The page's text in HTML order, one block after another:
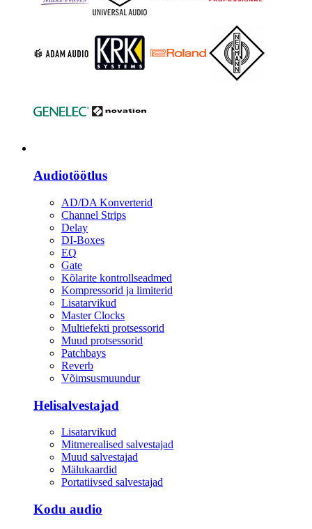
Audiotöötlus
AD/DA Konverterid
Channel Strips
Delay
DI-Boxes
EQ
Gate
Kõlarite kontrollseadmed
Kompressorid ja limiterid
Lisatarvikud
Master Clocks
Multiefekti protsessorid
Muud protsessorid
Patchbays
Reverb
Võimsusmuundur
Helisalvestajad
Lisatarvikud
Mitmerealised salvestajad
Muud salvestajad
Mälukaardid
Portatiivsed salvestajad
Kodu audio